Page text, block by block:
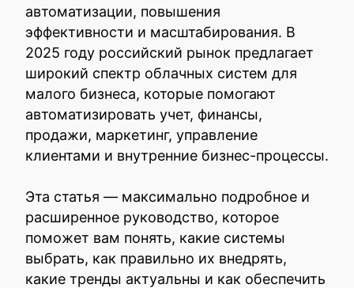
автоматизации, повышения
эффективности и масштабирования. В
2025 году российский рынок предлагает
широкий спектр облачных систем для
малого бизнеса, которые помогают
автоматизировать учет, финансы,
продажи, маркетинг, управление
клиентами и внутренние бизнес-процессы.
Эта статья — максимально подробное и
расширенное руководство, которое
поможет вам понять, какие системы
выбрать, как правильно их внедрять,
какие тренды актуальны и как обеспечить